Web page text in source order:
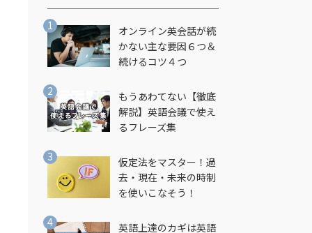
オンライン英会話が続
かない主な要因６つ＆
続けるコツ４つ
もうあわてない【徹底
解説】英語会議で使え
るフレーズ集
仮定法をマスター！過
去・現在・未来の時制
を使いこなそう！
英語上達のカギは英語